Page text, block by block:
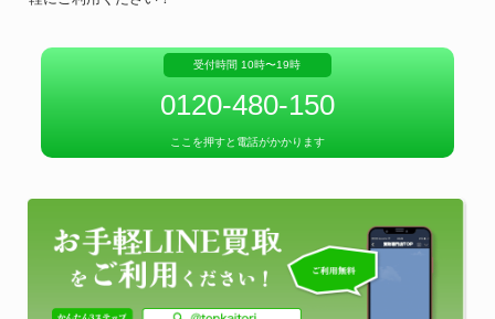
受付時間 10時〜19時
0120-480-150
ここを押すと電話がかかります